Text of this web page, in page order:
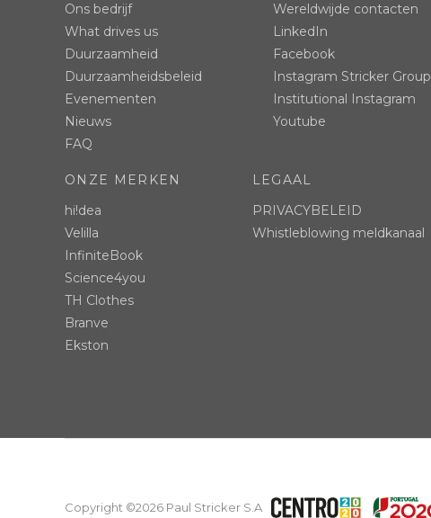
Ons bedrijf
What drives us
Duurzaamheid
Duurzaamheidsbeleid
Evenementen
Nieuws
FAQ
Wereldwijde contacten
LinkedIn
Facebook
Instagram Stricker Group
Institutional Instagram
Youtube
ONZE MERKEN
hi!dea
Velilla
InfiniteBook
Science4you
TH Clothes
Branve
Ekston
LEGAAL
PRIVACYBELEID
Whistleblowing meldkanaal
Copyright ©2026 Paul Stricker S.A